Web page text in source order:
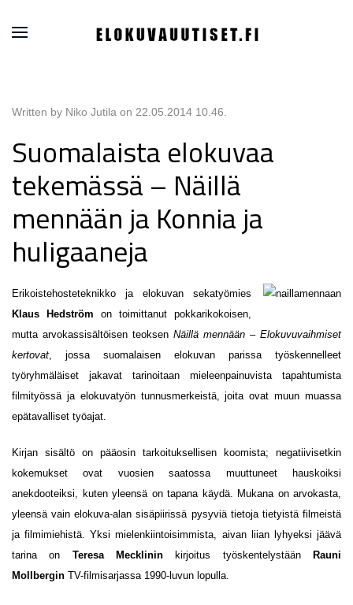
Written by Niko Jutila on 22.05.2014 10.46
Suomalaista elokuvaa
tekemässä – Näillä
mennään ja Konnia ja
huligaaneja
Erikoistehosteteknikko ja elokuvan sekatyömies
Klaus Hedström on toimittanut pokkarikokoisen,
mutta arvokassisältöisen teoksen Näillä mennään – Elokuvuvaihmiset
kertovat, jossa suomalaisen elokuvan parissa työskennelleet
työryhmäläiset jakavat tarinoitaan mieleenpainuvista tapahtumista
filmityössä ja elokuvatyön tunnusmerkeistä, joita ovat muun muassa
epätavalliset työajat.
Kirjan sisältö on pääosin tarkoituksellisen koomista; negatiivisetkin
kokemukset ovat vuosien saatossa muuttuneet hauskoiksi
anekdooteiksi, kuten yleensä on tapana käydä. Mukana on arvokasta,
yleensä vain elokuva-alan sisäpiirissä pysyviä tietoja tietyistä filmeistä
ja filmimiehistä. Yksi mielenkiintoisimmista, aivan liian lyhyeksi jäävä
tarina on Teresa Mecklinin kirjoitus työskentelystään
Rauni
Mollbergin TV-filmisarjassa 1990-luvun lopulla.